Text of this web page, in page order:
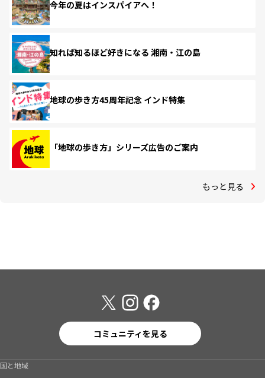
今年の夏はインスパイアへ！
知れば知るほど好きになる 湘南・江の島
地球の歩き方45周年記念 インド特集
「地球の歩き方」シリーズ広告のご案内
もっと見る
コミュニティを見る
国と地域